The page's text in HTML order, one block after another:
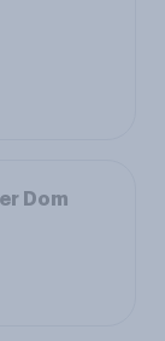
Dom